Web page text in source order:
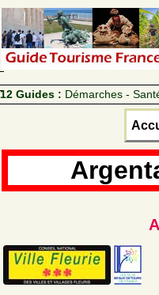
12 Guides : Démarches -